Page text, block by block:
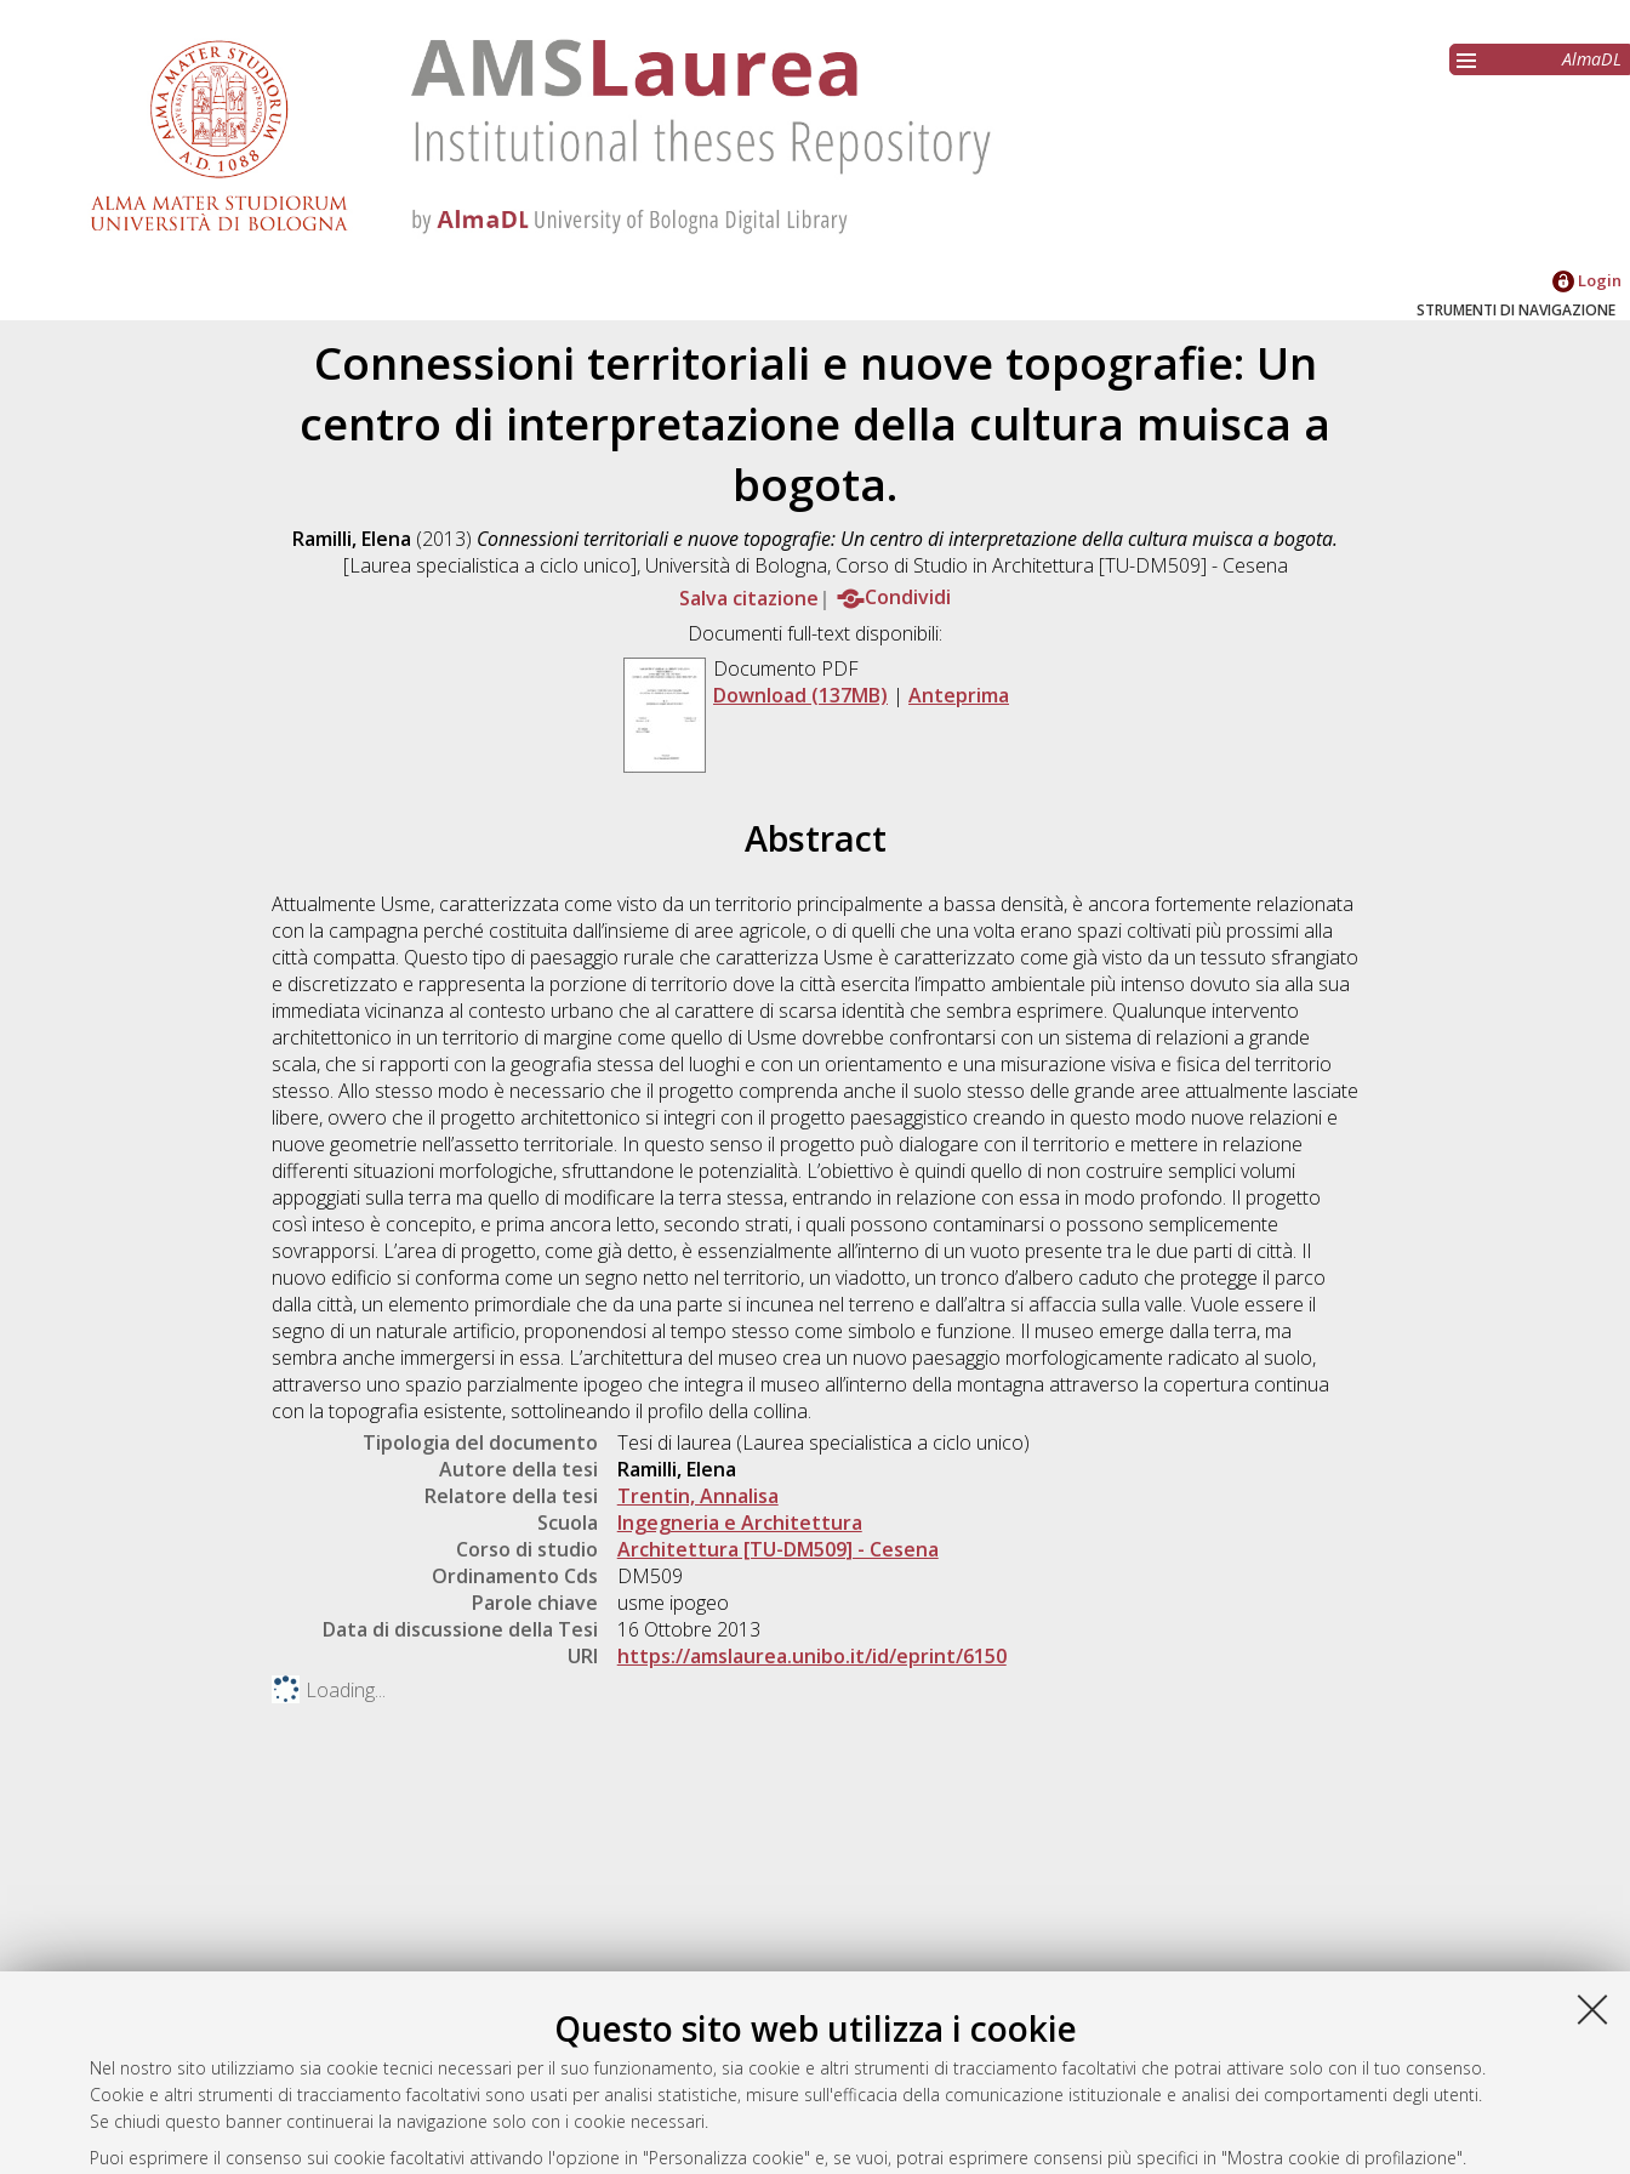
Questo sito web utilizza i cookie
Nel nostro sito utilizziamo sia cookie tecnici necessari per il suo funzionamento, sia cookie e altri strumenti di tracciamento facoltativi che potrai attivare solo con il tuo consenso.
Cookie e altri strumenti di tracciamento facoltativi sono usati per analisi statistiche, misure sull'efficacia della comunicazione istituzionale e analisi dei comportamenti degli utenti.
Se chiudi questo banner continuerai la navigazione solo con i cookie necessari.
Puoi esprimere il consenso sui cookie facoltativi attivando l'opzione in "Personalizza cookie" e, se vuoi, potrai esprimere consensi più specifici in "Mostra cookie di profilazione".
AlmaDL
Login
STRUMENTI DI NAVIGAZIONE
Connessioni territoriali e nuove topografie: Un
centro di interpretazione della cultura muisca a
bogota.
Ramilli, Elena (2013) Connessioni territoriali e nuove topografie: Un centro di interpretazione della cultura muisca a bogota.
[Laurea specialistica a ciclo unico], Università di Bologna, Corso di Studio in Architettura [TU-DM509] - Cesena
Salva citazione
Condividi
Documenti full-text disponibili:
Documento PDF
Download (137MB) | Anteprima
Abstract
Attualmente Usme, caratterizzata come visto da un territorio principalmente a bassa densità, è ancora fortemente relazionata
con la campagna perché costituita dall’insieme di aree agricole, o di quelli che una volta erano spazi coltivati più prossimi alla
città compatta. Questo tipo di paesaggio rurale che caratterizza Usme è caratterizzato come già visto da un tessuto sfrangiato
e discretizzato e rappresenta la porzione di territorio dove la città esercita l’impatto ambientale più intenso dovuto sia alla sua
immediata vicinanza al contesto urbano che al carattere di scarsa identità che sembra esprimere. Qualunque intervento
architettonico in un territorio di margine come quello di Usme dovrebbe confrontarsi con un sistema di relazioni a grande
scala, che si rapporti con la geografia stessa del luoghi e con un orientamento e una misurazione visiva e fisica del territorio
stesso. Allo stesso modo è necessario che il progetto comprenda anche il suolo stesso delle grande aree attualmente lasciate
libere, ovvero che il progetto architettonico si integri con il progetto paesaggistico creando in questo modo nuove relazioni e
nuove geometrie nell’assetto territoriale. In questo senso il progetto può dialogare con il territorio e mettere in relazione
differenti situazioni morfologiche, sfruttandone le potenzialità. L’obiettivo è quindi quello di non costruire semplici volumi
appoggiati sulla terra ma quello di modificare la terra stessa, entrando in relazione con essa in modo profondo. Il progetto
così inteso è concepito, e prima ancora letto, secondo strati, i quali possono contaminarsi o possono semplicemente
sovrapporsi. L’area di progetto, come già detto, è essenzialmente all’interno di un vuoto presente tra le due parti di città. Il
nuovo edificio si conforma come un segno netto nel territorio, un viadotto, un tronco d’albero caduto che protegge il parco
dalla città, un elemento primordiale che da una parte si incunea nel terreno e dall’altra si affaccia sulla valle. Vuole essere il
segno di un naturale artificio, proponendosi al tempo stesso come simbolo e funzione. Il museo emerge dalla terra, ma
sembra anche immergersi in essa. L’architettura del museo crea un nuovo paesaggio morfologicamente radicato al suolo,
attraverso uno spazio parzialmente ipogeo che integra il museo all’interno della montagna attraverso la copertura continua
con la topografia esistente, sottolineando il profilo della collina.
Tipologia del documento
Tesi di laurea (Laurea specialistica a ciclo unico)
Autore della tesi
Ramilli, Elena
Relatore della tesi
Trentin, Annalisa
Scuola
Ingegneria e Architettura
Corso di studio
Architettura [TU-DM509] - Cesena
Ordinamento Cds
DM509
Parole chiave
usme ipogeo
Data di discussione della Tesi
16 Ottobre 2013
URI
https://amslaurea.unibo.it/id/eprint/6150
Loading...
Gestione del documento:
Atom
Rss 1.0
AMS Laurea
Servizio implementato e gestito da
Impostazioni Cookie